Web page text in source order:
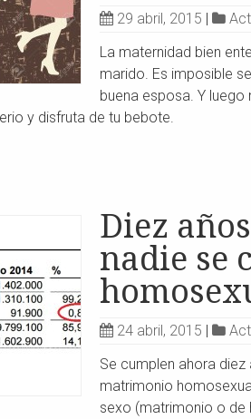
29 abril, 2015 |
La maternidad bien
marido. Es imposible
buena esposa. Y luego
y disfruta de tu bebote.
Diez
nadie se
24 abril, 2015 |
Se cumplen ahora
matrimonio
sexo (matrimonio o de